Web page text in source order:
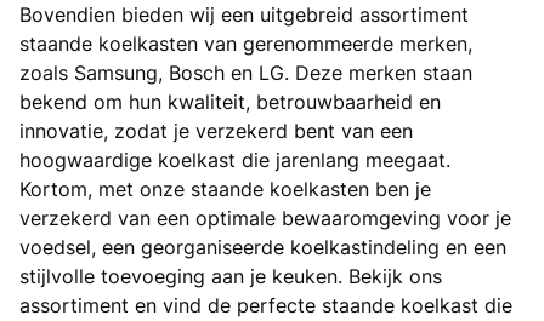
Bovendien bieden wij een uitgebreid assortiment
staande koelkasten van gerenommeerde merken,
zoals Samsung, Bosch en LG. Deze merken staan
bekend om hun kwaliteit, betrouwbaarheid en
innovatie, zodat je verzekerd bent van een
hoogwaardige koelkast die jarenlang meegaat.
Kortom, met onze staande koelkasten ben je
verzekerd van een optimale bewaaromgeving voor je
voedsel, een georganiseerde koelkastindeling en een
stijlvolle toevoeging aan je keuken. Bekijk ons
assortiment en vind de perfecte staande koelkast die